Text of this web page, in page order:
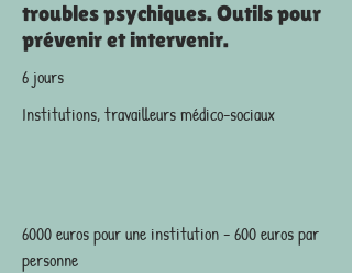
troubles psychiques. Outils pour
prévenir et intervenir.
6 jours
Institutions, travailleurs médico-sociaux
6000 euros pour une institution - 600 euros par
personne